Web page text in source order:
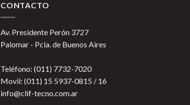
CONTACTO
Av. Presidente Perón 3727
Palomar - Pcia. de Buenos Aires
Teléfono: (011) 7732-7020
Movil: (011) 15 5937-0815 / 16
info@clif-tecno.com.ar